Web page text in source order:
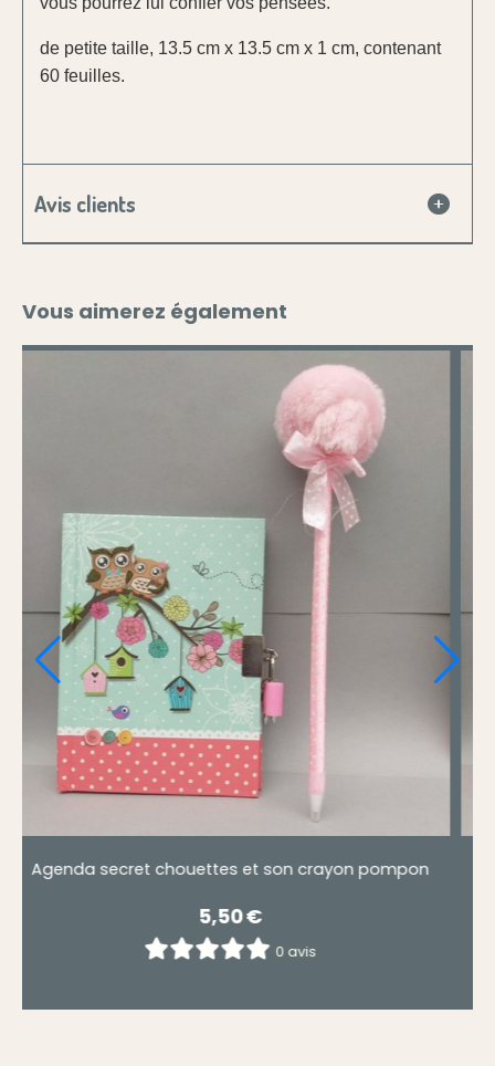
de petite taille, 13.5 cm x 13.5 cm x 1 cm, contenant
60 feuilles.
Avis clients
Vous aimerez également
pompon Agenda secret chouettes et son